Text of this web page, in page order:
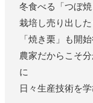
冬食べる「つぼ
栽培し売り出した
「焼き栗」も開
農家だからこそ
に
日々生産技術を